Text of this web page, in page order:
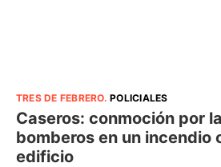
TRES DE FEBRERO.POLICIALES
Caseros: conmoción por
bomberos en un incendio
edificio